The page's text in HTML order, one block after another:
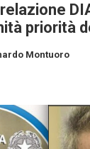
priorità
Montuoro